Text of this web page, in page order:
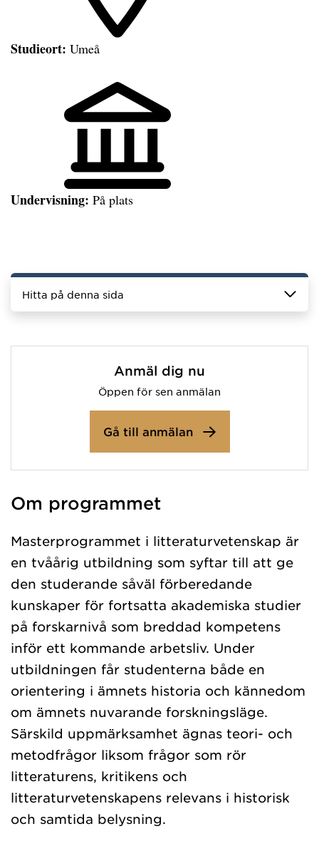
Studieort: Umeå
Undervisning: På plats
Hitta på denna sida
Anmäl dig nu
Öppen för sen anmälan
Gå till anmälan
Om programmet
Masterprogrammet i litteraturvetenskap är
en tvåårig utbildning som syftar till att ge
den studerande såväl förberedande
kunskaper för fortsatta akademiska studier
på forskarnivå som breddad kompetens
inför ett kommande arbetsliv. Under
utbildningen får studenterna både en
orientering i ämnets historia och kännedom
om ämnets nuvarande forskningsläge.
Särskild uppmärksamhet ägnas teori- och
metodfrågor liksom frågor som rör
litteraturens, kritikens och
litteraturvetenskapens relevans i historisk
och samtida belysning.